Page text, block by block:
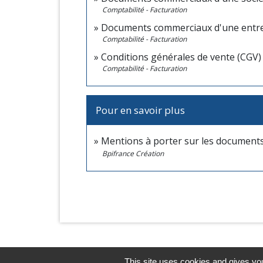
Comptabilité - Facturation
Documents commerciaux d'une
Comptabilité - Facturation
Conditions générales de vente (CGV)
Comptabilité - Facturation
Pour en savoir plus
Mentions à porter sur les
Bpifrance Création